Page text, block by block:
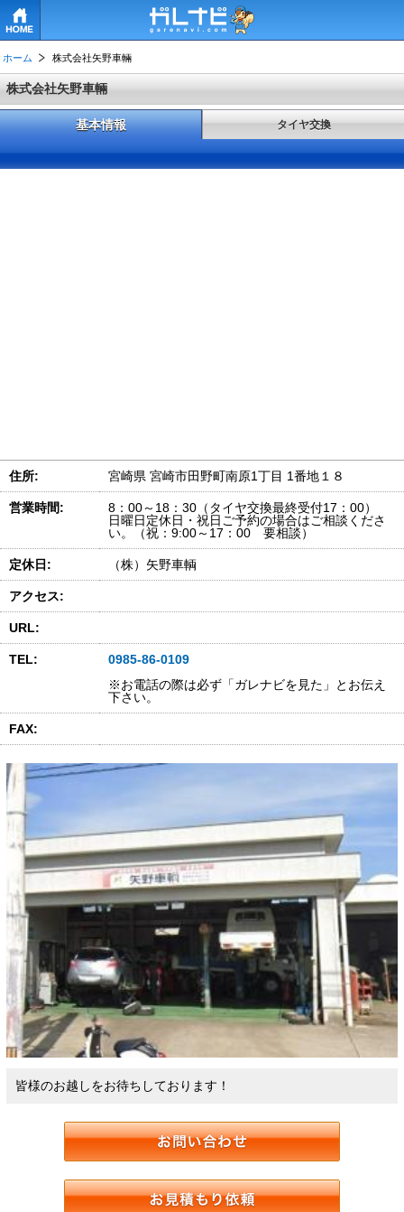
ホーム 株式会社矢野車輛
株式会社矢野車輛
基本情報 タイヤ交換
住所: 宮崎県 宮崎市田野町南原1丁目 1番地１８
営業時間:
8：00～18：30（タイヤ交換最終受付17：00）
日曜日定休日・祝日ご予約の場合はご相談くださ
い。（祝：9:00～17：00 要相談）
定休日: （株）矢野車輌
アクセス:
URL:
TEL:
0985-86-0109
※お電話の際は必ず「ガレナビを見た」とお伝え
下さい。
FAX:
皆様のお越しをお待ちしております！